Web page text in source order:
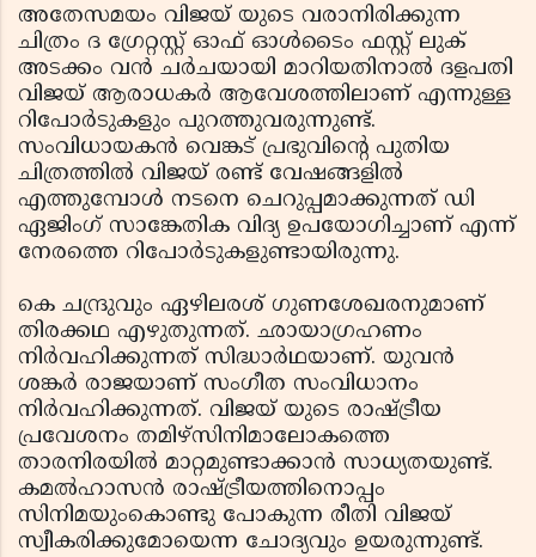
അതേസമയം വിജയ് യുടെ വരാനിരിക്കുന്ന
ചിത്രം ദ ഗ്രേറ്റസ്റ്റ് ഓഫ് ഓള്‍ടൈം ഫസ്റ്റ് ലുക്
അടക്കം വന്‍ ചര്‍ചയായി മാറിയതിനാല്‍ ദളപതി
വിജയ് ആരാധകര്‍ ആവേശത്തിലാണ് എന്നുള്ള
റിപോര്‍ടുകളും പുറത്തുവരുന്നുണ്ട്.
സംവിധായകന്‍ വെങ്കട് പ്രഭുവിന്റെ പുതിയ
ചിത്രത്തില്‍ വിജയ് രണ്ട് വേഷങ്ങളില്‍
എത്തുമ്പോള്‍ നടനെ ചെറുപ്പമാക്കുന്നത് ഡി
ഏജിംഗ് സാങ്കേതിക വിദ്യ ഉപയോഗിച്ചാണ് എന്ന്
നേരത്തെ റിപോര്‍ടുകളുണ്ടായിരുന്നു.
കെ ചന്ദ്രുവും ഏഴിലരശ് ഗുണശേഖരനുമാണ്
തിരക്കഥ എഴുതുന്നത്. ഛായാഗ്രഹണം
നിര്‍വഹിക്കുന്നത് സിദ്ധാര്‍ഥയാണ്. യുവന്‍
ശങ്കര്‍ രാജയാണ് സംഗീത സംവിധാനം
നിര്‍വഹിക്കുന്നത്. വിജയ് യുടെ രാഷ്ട്രീയ
പ്രവേശനം തമിഴ്സിനിമാലോകത്തെ
താരനിരയില്‍ മാറ്റമുണ്ടാക്കാന്‍ സാധ്യതയുണ്ട്.
കമല്‍ഹാസന്‍ രാഷ്ട്രീയത്തിനൊപ്പം
സിനിമയുംകൊണ്ടു പോകുന്ന രീതി വിജയ്
സ്വീകരിക്കുമോയെന്ന ചോദ്യവും ഉയരുന്നുണ്ട്.